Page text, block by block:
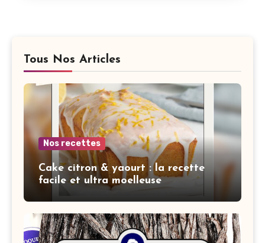
Tous Nos Articles
Nos recettes
Cake citron & yaourt : la recette
facile et ultra moelleuse